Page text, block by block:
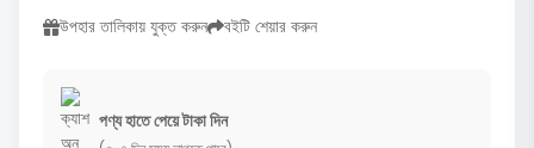
উপহার তালিকায় যুক্ত করুন বইটি শেয়ার করুন
পণ্য হাতে পেয়ে টাকা দিন